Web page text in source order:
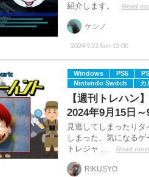
紹介します。
Read
2024.9.22 Sun 12:00
ケシノ
Windows PS5
Nintendo Switch
カ
【週刊トレハン
2024年9月15日
見逃してしまったり
しまった、気になる
トレジャ …
Read
RIKUSYO